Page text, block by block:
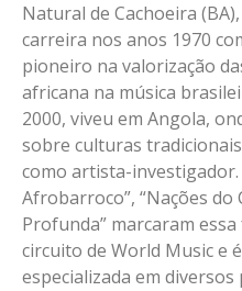
Natural de Cachoeira
carreira nos anos 1970
pioneiro na valorização
africana na música
2000, viveu em Angola,
sobre culturas
como artista-investigador.
Afrobarroco”, “Nações do
Profunda” marcaram
circuito de World Music e
especializada em diversos